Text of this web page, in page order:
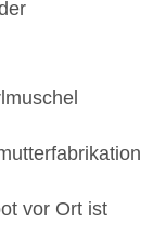
vor Ort ist